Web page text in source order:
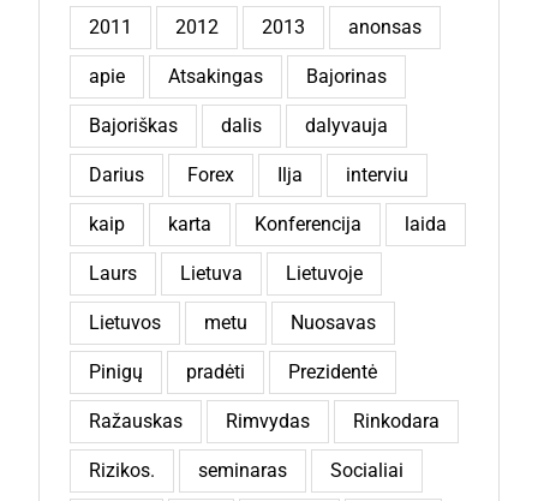
2011 2012 2013 anonsas
apie Atsakingas Bajorinas
Bajoriškas dalis dalyvauja
Darius Forex Ilja interviu
kaip karta Konferencija laida
Laurs Lietuva Lietuvoje
Lietuvos metu Nuosavas
Pinigų pradėti Prezidentė
Ražauskas Rimvydas Rinkodara
Rizikos. seminaras Socialiai